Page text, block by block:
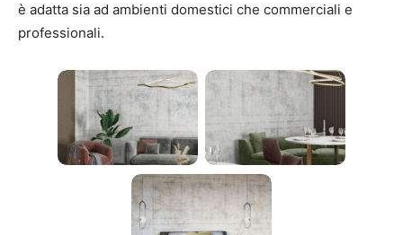
è adatta sia ad ambienti domestici che commerciali e
professionali.